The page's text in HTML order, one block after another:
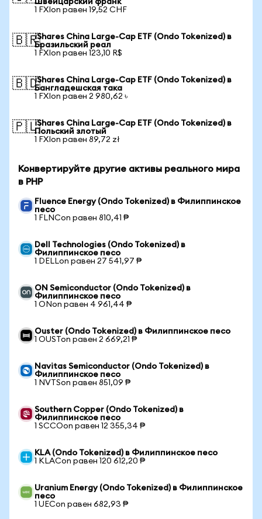
Швейцарский франк
1 FXIon равен 19,52 CHF
🇧🇷iShares China Large-Cap ETF (Ondo Tokenized) в
Бразильский реал
1 FXIon равен 123,10 R$
🇧🇩iShares China Large-Cap ETF (Ondo Tokenized) в
Бангладешская така
1 FXIon равен 2 980,62 ৳
🇵🇱iShares China Large-Cap ETF (Ondo Tokenized) в
Польский злотый
1 FXIon равен 89,72 zł
Конвертируйте другие активы реального мира
в PHP
Fluence Energy (Ondo Tokenized) в Филиппинское
песо
1 FLNCon равен 810,41 ₱
Dell Technologies (Ondo Tokenized) в
Филиппинское песо
1 DELLon равен 27 541,97 ₱
ON Semiconductor (Ondo Tokenized) в
Филиппинское песо
1 ONon равен 4 961,44 ₱
Ouster (Ondo Tokenized) в Филиппинское песо
1 OUSTon равен 2 669,21 ₱
Navitas Semiconductor (Ondo Tokenized) в
Филиппинское песо
1 NVTSon равен 851,09 ₱
Southern Copper (Ondo Tokenized) в
Филиппинское песо
1 SCCOon равен 12 355,34 ₱
KLA (Ondo Tokenized) в Филиппинское песо
1 KLACon равен 120 612,20 ₱
Uranium Energy (Ondo Tokenized) в Филиппинское
песо
1 UECon равен 682,93 ₱